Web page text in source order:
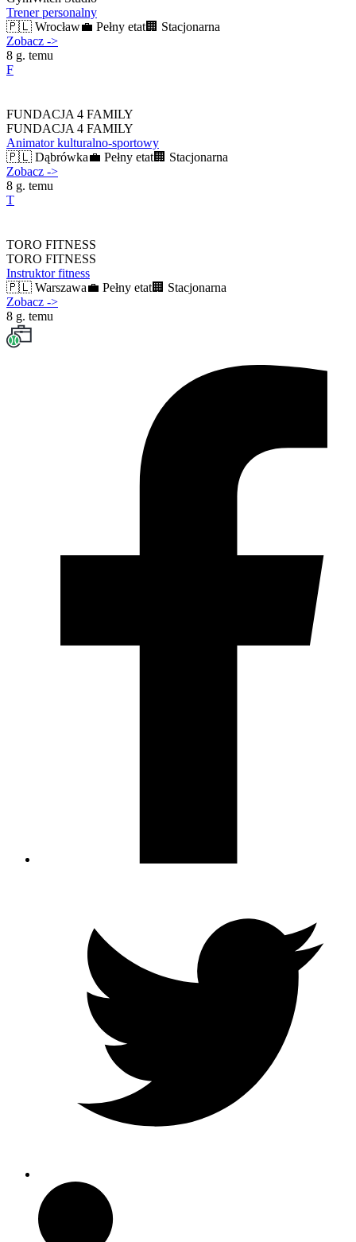
Trener personalny
🇵🇱 Wrocław💼 Pełny etat🏢 Stacjonarna
Zobacz ->
8 g. temu
F
FUNDACJA 4 FAMILY
FUNDACJA 4 FAMILY
Animator kulturalno-sportowy
🇵🇱 Dąbrówka💼 Pełny etat🏢 Stacjonarna
Zobacz ->
8 g. temu
T
TORO FITNESS
TORO FITNESS
Instruktor fitness
🇵🇱 Warszawa💼 Pełny etat🏢 Stacjonarna
Zobacz ->
8 g. temu